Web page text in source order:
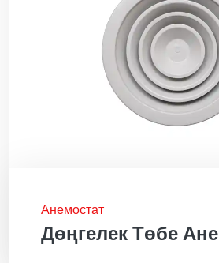
Анемостат
Дөңгелек Төбе